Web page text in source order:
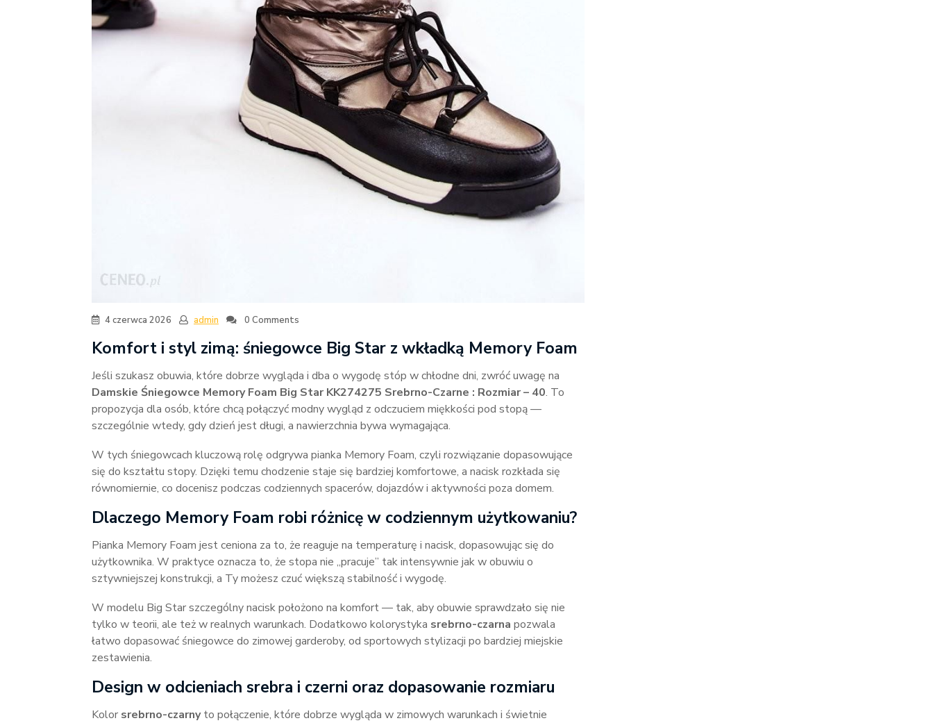
4 czerwca 2026 admin 0 Comments
Komfort i styl zimą: śniegowce Big Star z wkładką Memory Foam
Jeśli szukasz obuwia, które dobrze wygląda i dba o wygodę stóp w chłodne dni, zwróć uwagę na
Damskie Śniegowce Memory Foam Big Star KK274275 Srebrno-Czarne : Rozmiar – 40. To
propozycja dla osób, które chcą połączyć modny wygląd z odczuciem miękkości pod stopą —
szczególnie wtedy, gdy dzień jest długi, a nawierzchnia bywa wymagająca.
W tych śniegowcach kluczową rolę odgrywa pianka Memory Foam, czyli rozwiązanie dopasowujące
się do kształtu stopy. Dzięki temu chodzenie staje się bardziej komfortowe, a nacisk rozkłada się
równomiernie, co docenisz podczas codziennych spacerów, dojazdów i aktywności poza domem.
Dlaczego Memory Foam robi różnicę w codziennym użytkowaniu?
Pianka Memory Foam jest ceniona za to, że reaguje na temperaturę i nacisk, dopasowując się do
użytkownika. W praktyce oznacza to, że stopa nie „pracuje” tak intensywnie jak w obuwiu o
sztywniejszej konstrukcji, a Ty możesz czuć większą stabilność i wygodę.
W modelu Big Star szczególny nacisk położono na komfort — tak, aby obuwie sprawdzało się nie
tylko w teorii, ale też w realnych warunkach. Dodatkowo kolorystyka srebrno-czarna pozwala
łatwo dopasować śniegowce do zimowej garderoby, od sportowych stylizacji po bardziej miejskie
zestawienia.
Design w odcieniach srebra i czerni oraz dopasowanie rozmiaru
Kolor srebrno-czarnyto połączenie, które dobrze wygląda w zimowych warunkach i świetnie